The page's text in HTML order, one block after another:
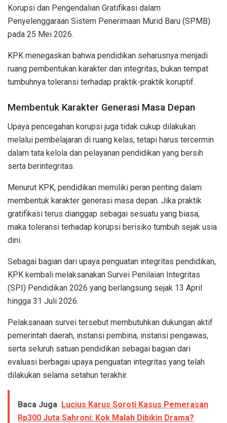
Korupsi dan Pengendalian Gratifikasi dalam
Penyelenggaraan Sistem Penerimaan Murid Baru (SPMB)
pada 25 Mei 2026.
KPK menegaskan bahwa pendidikan seharusnya menjadi
ruang pembentukan karakter dan integritas, bukan tempat
tumbuhnya toleransi terhadap praktik-praktik koruptif.
Membentuk Karakter Generasi Masa Depan
Upaya pencegahan korupsi juga tidak cukup dilakukan
melalui pembelajaran di ruang kelas, tetapi harus tercermin
dalam tata kelola dan pelayanan pendidikan yang bersih
serta berintegritas.
Menurut KPK, pendidikan memiliki peran penting dalam
membentuk karakter generasi masa depan. Jika praktik
gratifikasi terus dianggap sebagai sesuatu yang biasa,
maka toleransi terhadap korupsi berisiko tumbuh sejak usia
dini.
Sebagai bagian dari upaya penguatan integritas pendidikan,
KPK kembali melaksanakan Survei Penilaian Integritas
(SPI) Pendidikan 2026 yang berlangsung sejak 13 April
hingga 31 Juli 2026.
Pelaksanaan survei tersebut membutuhkan dukungan aktif
pemerintah daerah, instansi pembina, instansi pengawas,
serta seluruh satuan pendidikan sebagai bagian dari
evaluasi berbagai upaya penguatan integritas yang telah
dilakukan selama setahun terakhir.
Baca Juga Lucius Karus Soroti Kasus Pemerasan
Rp300 Juta Sahroni: Kok Malah Dibikin Drama?